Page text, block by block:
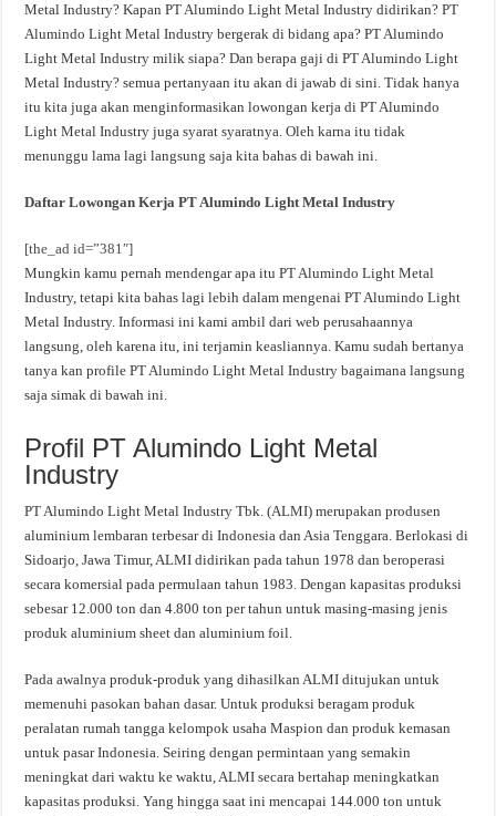
Metal Industry? Kapan PT Alumindo Light Metal Industry didirikan? PT
Alumindo Light Metal Industry bergerak di bidang apa? PT Alumindo
Light Metal Industry milik siapa? Dan berapa gaji di PT Alumindo Light
Metal Industry? semua pertanyaan itu akan di jawab di sini. Tidak hanya
itu kita juga akan menginformasikan lowongan kerja di PT Alumindo
Light Metal Industry juga syarat syaratnya. Oleh karna itu tidak
menunggu lama lagi langsung saja kita bahas di bawah ini.
Daftar Lowongan Kerja PT Alumindo Light Metal Industry
[the_ad id=”381″]
Mungkin kamu pernah mendengar apa itu PT Alumindo Light Metal
Industry, tetapi kita bahas lagi lebih dalam mengenai PT Alumindo Light
Metal Industry. Informasi ini kami ambil dari web perusahaannya
langsung, oleh karena itu, ini terjamin keasliannya. Kamu sudah bertanya
tanya kan profile PT Alumindo Light Metal Industry bagaimana langsung
saja simak di bawah ini.
Profil PT Alumindo Light Metal
Industry
PT Alumindo Light Metal Industry Tbk. (ALMI) merupakan produsen
aluminium lembaran terbesar di Indonesia dan Asia Tenggara. Berlokasi di
Sidoarjo, Jawa Timur, ALMI didirikan pada tahun 1978 dan beroperasi
secara komersial pada permulaan tahun 1983. Dengan kapasitas produksi
sebesar 12.000 ton dan 4.800 ton per tahun untuk masing-masing jenis
produk aluminium sheet dan aluminium foil.
Pada awalnya produk-produk yang dihasilkan ALMI ditujukan untuk
memenuhi pasokan bahan dasar. Untuk produksi beragam produk
peralatan rumah tangga kelompok usaha Maspion dan produk kemasan
untuk pasar Indonesia. Seiring dengan permintaan yang semakin
meningkat dari waktu ke waktu, ALMI secara bertahap meningkatkan
kapasitas produksi. Yang hingga saat ini mencapai 144.000 ton untuk